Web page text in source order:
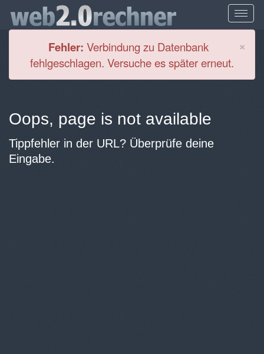
×
Fehler: Verbindung zu Datenbank
fehlgeschlagen. Versuche es später erneut.
Oops, page is not available
Tippfehler in der URL? Überprüfe deine
Eingabe.